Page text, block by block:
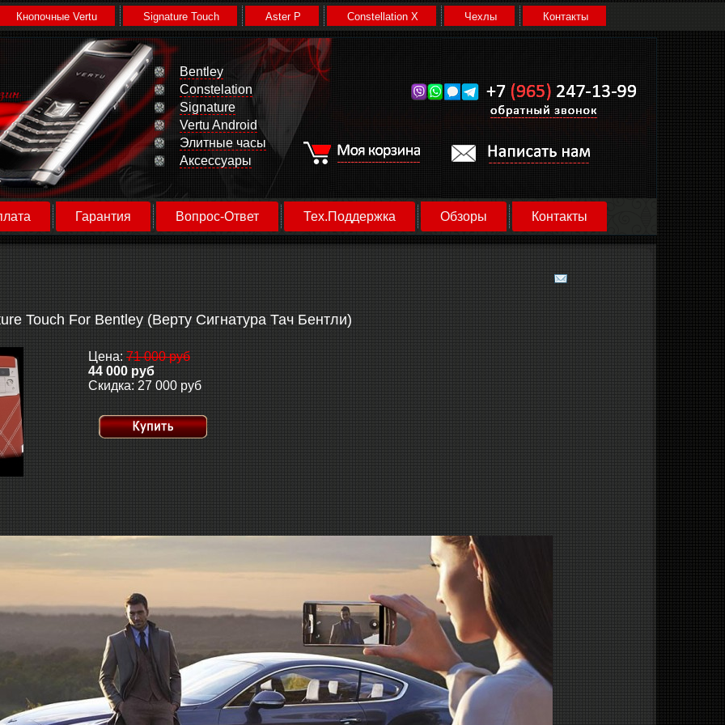
Кнопочные Vertu Signature Touch Aster P Constellation X Чехлы Контакты
Bentley
Constelation
Signature
Vertu Android
Элитные часы
Аксессуары
Гарантия Вопрос-Ответ Тех.Поддержка Обзоры Контакты
Touch For Bentley (Верту Сигнатура Тач Бентли)
Цена: 71 000 руб
44 000 руб
Скидка: 27 000 руб